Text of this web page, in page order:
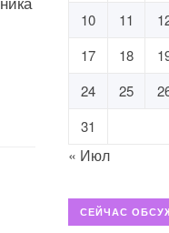
10
11
17
18
24
25
31
« Июл
СЕЙЧАС